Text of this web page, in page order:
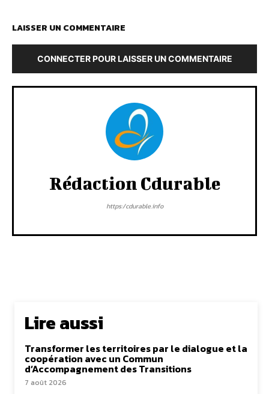
LAISSER UN COMMENTAIRE
CONNECTER POUR LAISSER UN COMMENTAIRE
Rédaction Cdurable
https:/cdurable.info
Lire aussi
Transformer les territoires par le dialogue et la
coopération avec un Commun
d’Accompagnement des Transitions
7 août 2026